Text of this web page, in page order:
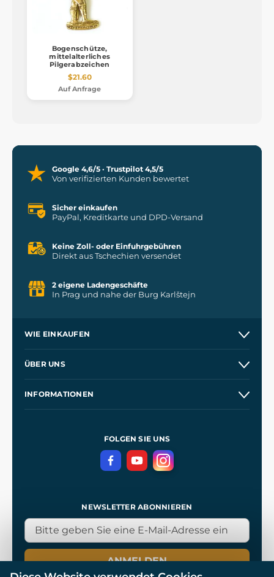
Bogenschütze,
mittelalterliches
Pilgerabzeichen
$21.60
Auf Anfrage
Google 4,6/5 · Trustpilot 4,5/5
Von verifizierten Kunden bewertet
Sicher einkaufen
PayPal, Kreditkarte und DPD-Versand
Keine Zoll- oder Einfuhrgebühren
Direkt aus Tschechien versendet
2 eigene Ladengeschäfte
In Prag und nahe der Burg Karlštejn
WIE EINKAUFEN
Kontakt
ÜBER UNS
INFORMATIONEN
DatenschutzerklärungFOLGEN SIE UNS
NEWSLETTER ABONNIEREN
ANMELDEN